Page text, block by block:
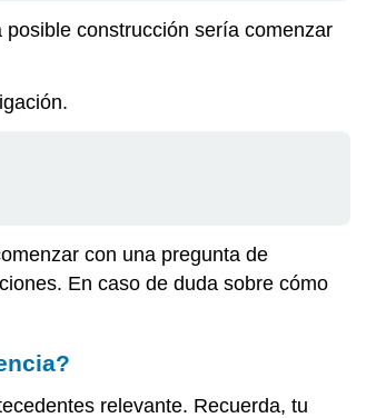
construcción sería comenzar
con una pregunta de
En caso de duda sobre cómo
relevante. Recuerda, tu